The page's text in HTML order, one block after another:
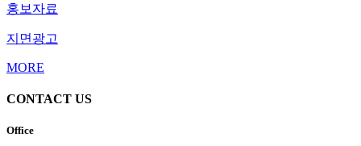
홍보자료
지면광고
MORE
CONTACT US
Office